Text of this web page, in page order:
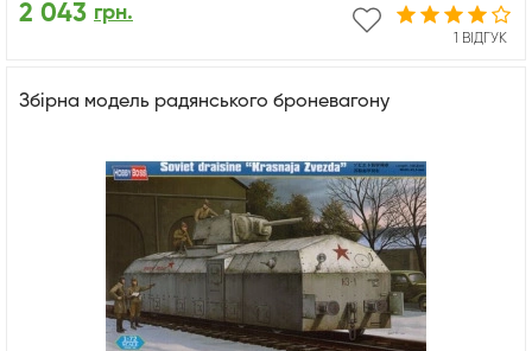
1 ВІДГУК
2 043 грн.
Збірна модель радянського броневагону